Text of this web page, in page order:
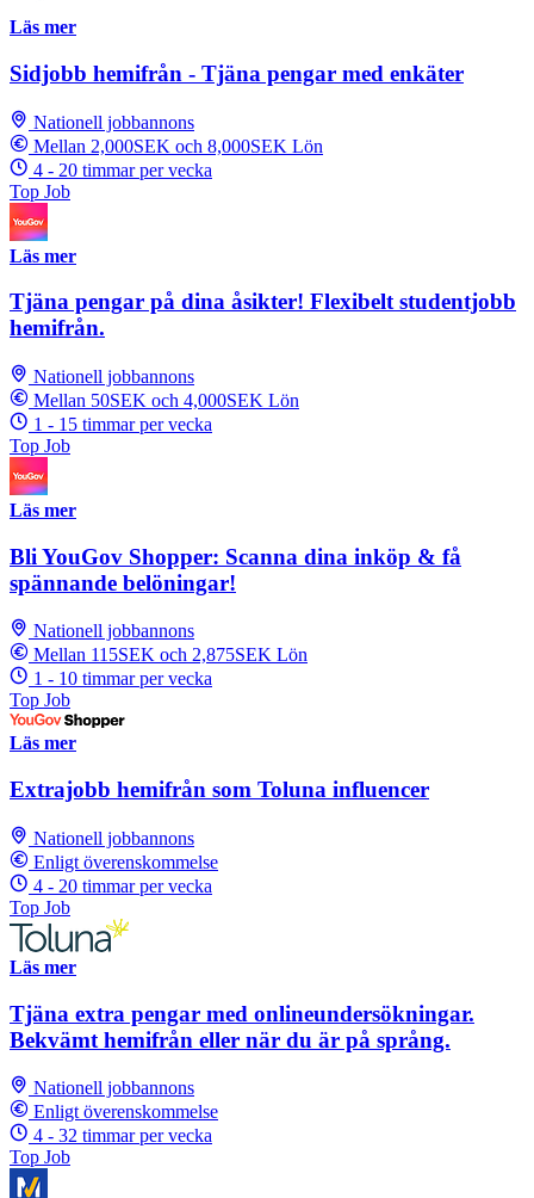
Läs mer
Sidjobb hemifrån - Tjäna pengar med enkäter
Nationell jobbannons
Mellan 2,000SEK och 8,000SEK Lön
4 - 20 timmar per vecka
Top Job
Läs mer
Tjäna pengar på dina åsikter! Flexibelt studentjobb
hemifrån.
Nationell jobbannons
Mellan 50SEK och 4,000SEK Lön
1 - 15 timmar per vecka
Top Job
Läs mer
Bli YouGov Shopper: Scanna dina inköp & få
spännande belöningar!
Nationell jobbannons
Mellan 115SEK och 2,875SEK Lön
1 - 10 timmar per vecka
Top Job
Läs mer
Extrajobb hemifrån som Toluna influencer
Nationell jobbannons
Enligt överenskommelse
4 - 20 timmar per vecka
Top Job
Läs mer
Tjäna extra pengar med onlineundersökningar.
Bekvämt hemifrån eller när du är på språng.
Nationell jobbannons
Enligt överenskommelse
4 - 32 timmar per vecka
Top Job